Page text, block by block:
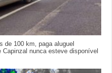
de 100 km, paga aluguel
nunca esteve disponível